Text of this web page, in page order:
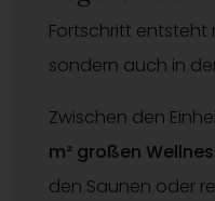
Fortschritt entsteht
sondern auch in
Zwischen den
m² großen
den Saunen oder